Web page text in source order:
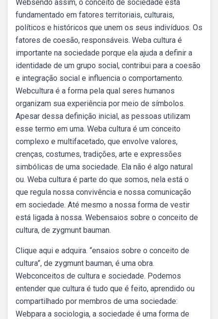
Websendo assim, o conceito de sociedade está
fundamentado em fatores territoriais, culturais,
políticos e históricos que unem os seus indivíduos. Os
fatores de coesão, responsáveis. Weba cultura é
importante na sociedade porque ela ajuda a definir a
identidade de um grupo social, contribui para a coesão
e integração social e influencia o comportamento.
Webcultura é a forma pela qual seres humanos
organizam sua experiência por meio de símbolos.
Apesar dessa definição inicial, as pessoas utilizam
esse termo em uma. Weba cultura é um conceito
complexo e multifacetado, que envolve valores,
crenças, costumes, tradições, arte e expressões
simbólicas de uma sociedade. Ela não é algo natural
ou. Weba cultura é parte do que somos, nela está o
que regula nossa convivência e nossa comunicação
em sociedade. Até mesmo a nossa forma de vestir
está ligada à nossa. Webensaios sobre o conceito de
cultura, de zygmunt bauman.
Clique aqui e adquira. “ensaios sobre o conceito de
cultura”, de zygmunt bauman, é uma obra.
Webconceitos de cultura e sociedade. Podemos
entender que cultura é tudo que é feito, aprendido ou
compartilhado por membros de uma sociedade:
Webpara a sociologia, a sociedade é uma forma de